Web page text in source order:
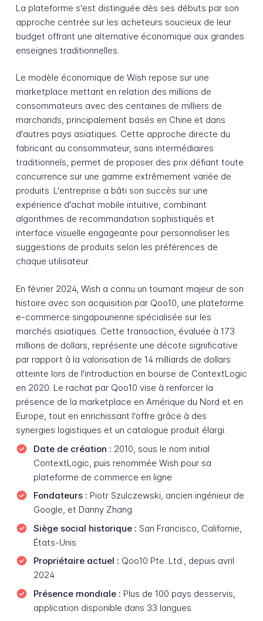
La plateforme s'est distinguée dès ses débuts par son
approche centrée sur les acheteurs soucieux de leur
budget offrant une alternative économique aux grandes
enseignes traditionnelles.
Le modèle économique de Wish repose sur une
marketplace mettant en relation des millions de
consommateurs avec des centaines de milliers de
marchands, principalement basés en Chine et dans
d'autres pays asiatiques. Cette approche directe du
fabricant au consommateur, sans intermédiaires
traditionnels, permet de proposer des prix défiant toute
concurrence sur une gamme extrêmement variée de
produits. L'entreprise a bâti son succès sur une
expérience d'achat mobile intuitive, combinant
algorithmes de recommandation sophistiqués et
interface visuelle engageante pour personnaliser les
suggestions de produits selon les préférences de
chaque utilisateur.
En février 2024, Wish a connu un tournant majeur de son
histoire avec son acquisition par Qoo10, une plateforme
e-commerce singapourienne spécialisée sur les
marchés asiatiques. Cette transaction, évaluée à 173
millions de dollars, représente une décote significative
par rapport à la valorisation de 14 milliards de dollars
atteinte lors de l'introduction en bourse de ContextLogic
en 2020. Le rachat par Qoo10 vise à renforcer la
présence de la marketplace en Amérique du Nord et en
Europe, tout en enrichissant l'offre grâce à des
synergies logistiques et un catalogue produit élargi.
Date de création : 2010, sous le nom initial
ContextLogic, puis renommée Wish pour sa
plateforme de commerce en ligne
Fondateurs : Piotr Szulczewski, ancien ingénieur de
Google, et Danny Zhang
Siège social historique : San Francisco, Californie,
États-Unis
Propriétaire actuel : Qoo10 Pte. Ltd., depuis avril
2024
Présence mondiale : Plus de 100 pays desservis,
application disponible dans 33 langues